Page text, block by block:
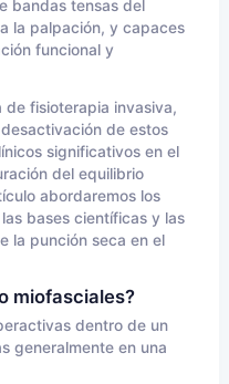
bandas tensas del
la palpación, y capaces
funcional y
de fisioterapia invasiva,
de estos
significativos en el
del equilibrio
abordaremos los
bases científicas y las
la punción seca en el
miofasciales?
dentro de un
generalmente en una